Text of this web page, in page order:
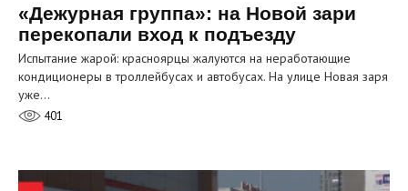
«Дежурная группа»: на Новой зари
перекопали вход к подъезду
Испытание жарой: красноярцы жалуются на неработающие
кондиционеры в троллейбусах и автобусах. На улице Новая заря
уже…
401